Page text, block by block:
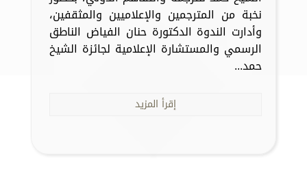
نخبة من المترجمين والإعلاميين والمثقفين،
وأدارت الندوة الدكتورة حنان الفياض الناطق
الرسمي والمستشارة الإعلامية لجائزة الشيخ
حمد...
إقرأ المزيد